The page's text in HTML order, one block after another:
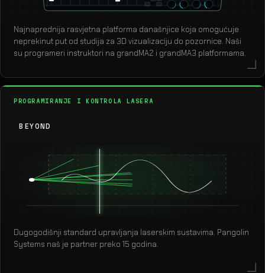
Najnaprednija rasvjetna platforma današnjice koja omogućuje
neprekinut put od studija za 3D vizualizaciju do pozornice. Naši
su programeri instruktori na grandMA2 i grandMA3 platformama.
PROGRAMIRANJE I KONTROLA LASERA
BEYOND
Dugogodišnji standard upravljanja laserskim sustavima. Pangolin
Systems naš je partner preko 15 godina.